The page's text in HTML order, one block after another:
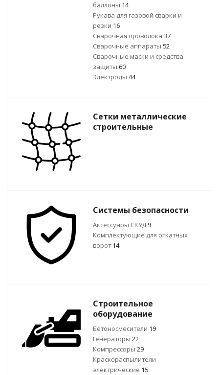
баллоны 14
Рукава для газовой сварки и
резки 16
Сварочная проволока 37
Сварочные аппараты 52
Сварочные маски и средства
защиты 60
Электроды 44
Сетки металлические
строительные
Системы безопасности
Аксессуары СКУД 9
Комплектующие для откатных
ворот14
Строительное
оборудование
Бетоносмесители 19
Генераторы 22
Компрессоры 29
Краскораспылители
электрические 15